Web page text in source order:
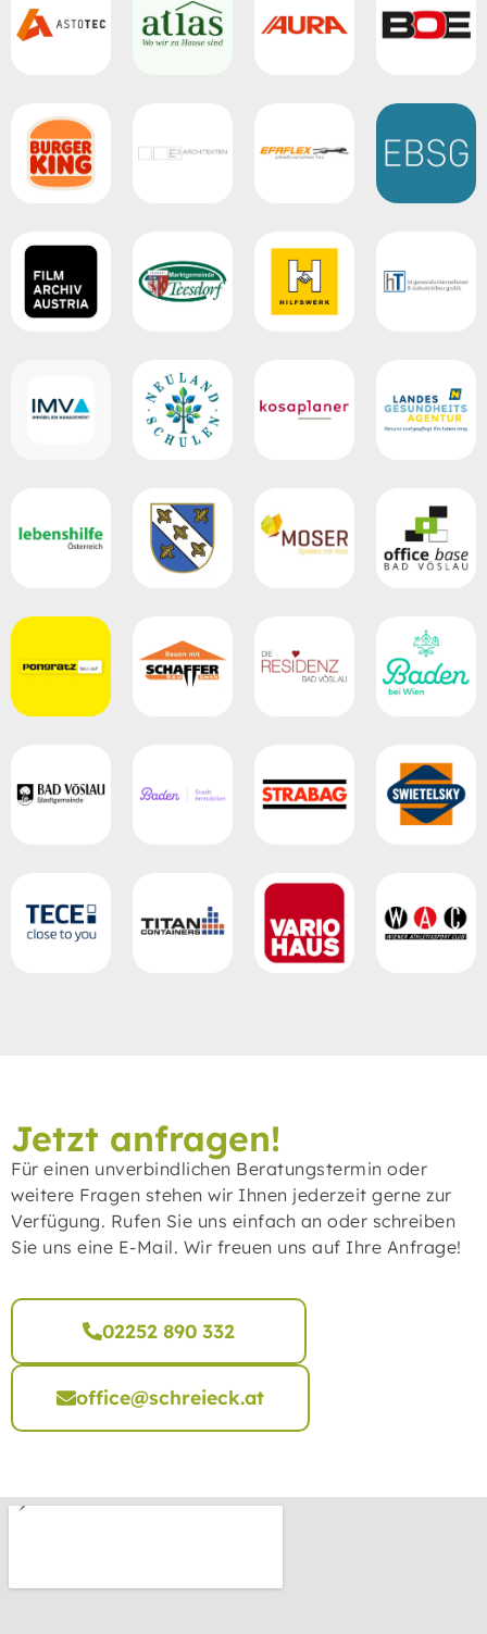
Jetzt anfragen!
Für einen unverbindlichen Beratungstermin oder
weitere Fragen stehen wir Ihnen jederzeit gerne zur
Verfügung. Rufen Sie uns einfach an oder schreiben
Sie uns eine E-Mail. Wir freuen uns auf Ihre Anfrage!
02252 890 332
office@schreieck.at